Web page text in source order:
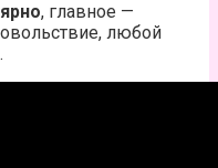
, главное —
любой